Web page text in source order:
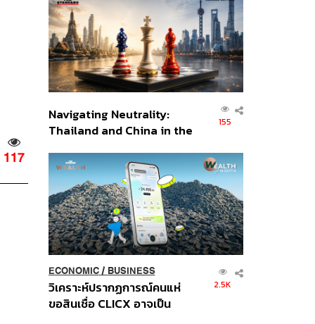
117
อินโดนีเซีย
Navigating Neutrality:
Thailand and China in the
Order
155
ECONOMIC/ BUSINESS
วิเคราะห์ปรากฏการณ์คนแห่
ขอสินเชื่อ CLICX อาจเป็น
2.5K